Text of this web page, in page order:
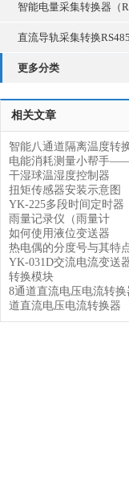
智能电量采集转换器（
直流导轨采集转换RS485
更多分类
相关文章
智能八通道隔离温度转
电能消耗测量小帮手
干湿球温湿度控制器
扭矩传感器安装示意图
YK-225多段时间定时器
雨量记录仪（雨量计
如何使用液位变送器
热电偶的分度号与其特
YK-031D交流电流变送
转换模块
8通道直流电压电流转换
道直流电压电流转换器